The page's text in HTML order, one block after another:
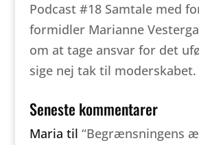
Podcast #18 Samtale med
formidler Marianne
om at tage ansvar for det
sige nej tak til moderskabet.
Seneste kommentarer
Maria til “Begrænsningens